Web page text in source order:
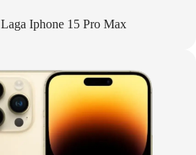
Laga Iphone 15 Pro Max